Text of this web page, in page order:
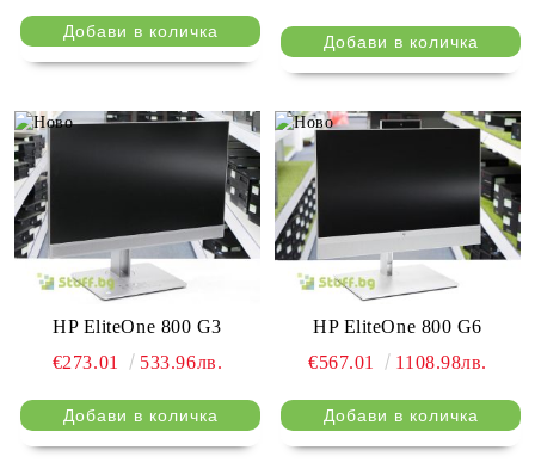
HP EliteOne 800 G3
€273.01
533.96лв.
HP EliteOne 800 G6
€567.01
1108.98лв.